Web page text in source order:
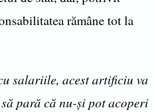
rămâne tot la
salariile, acest artificiu va
pară că nu-și pot acoperi